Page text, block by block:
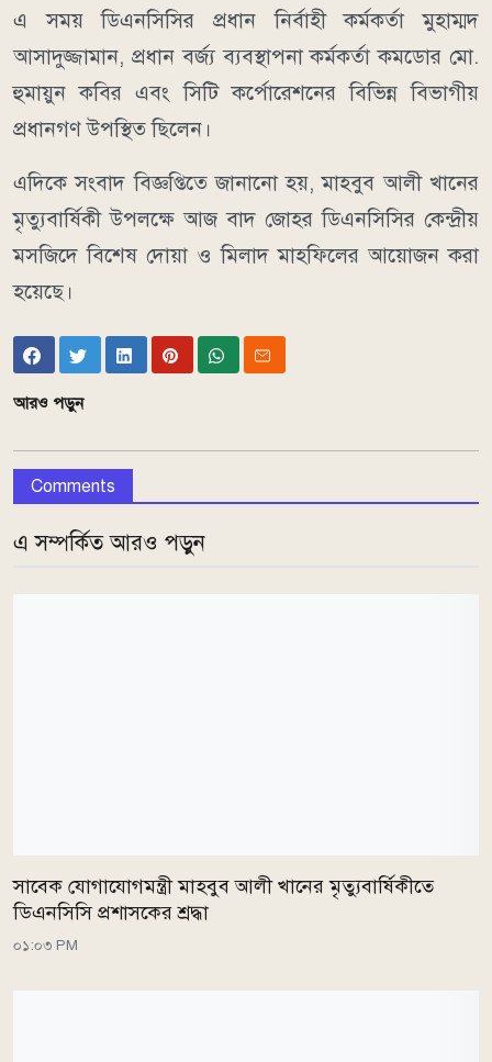
এ সময় ডিএনসিসির প্রধান নির্বাহী কর্মকর্তা মুহাম্মদ
আসাদুজ্জামান, প্রধান বর্জ্য ব্যবস্থাপনা কর্মকর্তা কমডোর মো.
হুমায়ুন কবির এবং সিটি কর্পোরেশনের বিভিন্ন বিভাগীয়
প্রধানগণ উপস্থিত ছিলেন।
এদিকে সংবাদ বিজ্ঞপ্তিতে জানানো হয়, মাহবুব আলী খানের
মৃত্যুবার্ষিকী উপলক্ষে আজ বাদ জোহর ডিএনসিসির কেন্দ্রীয়
মসজিদে বিশেষ দোয়া ও মিলাদ মাহফিলের আয়োজন করা
হয়েছে।
আরও পড়ুন
Comments
এ সম্পর্কিত আরও পড়ুন
সাবেক যোগাযোগমন্ত্রী মাহবুব আলী খানের মৃত্যুবার্ষিকীতে
ডিএনসিসি প্রশাসকের শ্রদ্ধা
০১:০৩ PM